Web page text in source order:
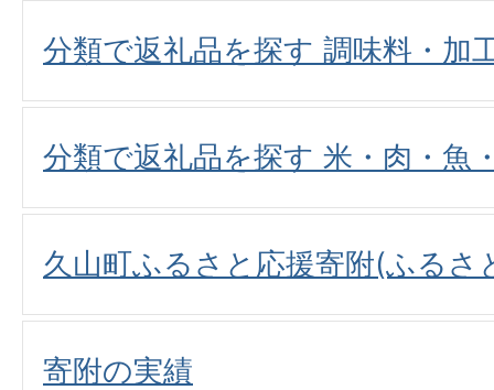
分類で返礼品を探す 調味料・加
分類で返礼品を探す 米・肉・魚
久山町ふるさと応援寄附(ふるさ
寄附の実績